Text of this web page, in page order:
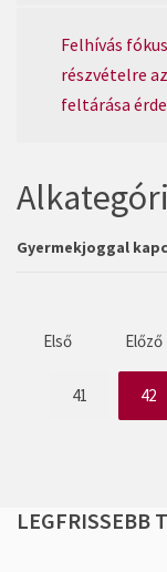
Felhívás
részvételre
feltárása
Gyermekjoggal
Első Előző
41 42
LEGFRISSEBB